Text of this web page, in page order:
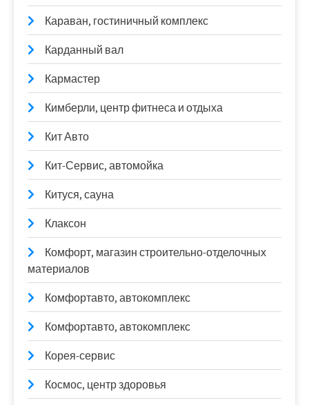
Караван, гостиничный комплекс
Карданный вал
Кармастер
Кимберли, центр фитнеса и отдыха
Кит Авто
Кит-Сервис, автомойка
Китуся, сауна
Клаксон
Комфорт, магазин строительно-отделочных
материалов
Комфортавто, автокомплекс
Комфортавто, автокомплекс
Корея-сервис
Космос, центр здоровья